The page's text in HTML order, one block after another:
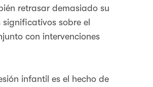
retrasar demasiado su
significativos sobre el
con intervenciones
infantil es el hecho de